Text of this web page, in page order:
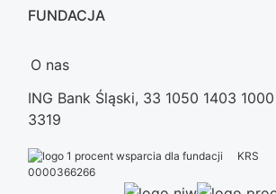
FUNDACJA
O nas
ING Bank Śląski, 33 1050 1403
3319
KRS
0000366266